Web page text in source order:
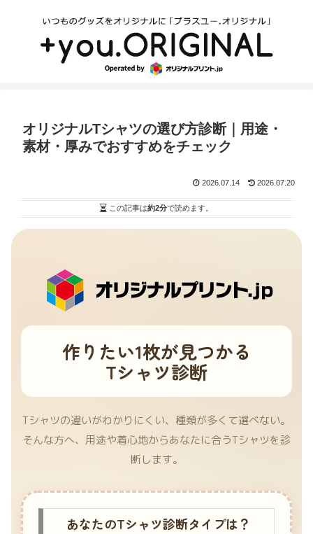
オリジナルTシャツの選び方診断｜用途・
素材・厚みでおすすめをチェック
2026.07.14 2026.07.20
この記事は約2分で読めます。
作りたい1枚が見つかる
Tシャツ診断
Tシャツの違いがわかりにくい、種類が多くて選べない。
そんな方へ、用途や着心地からあなたに合うTシャツを診
断します。
あなたのTシャツ診断タイプは？